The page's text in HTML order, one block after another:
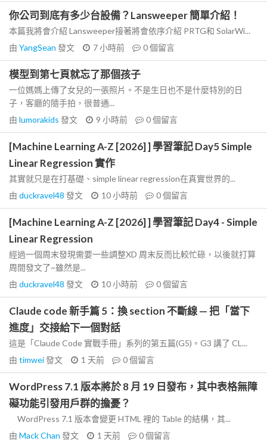
你公司到底有多少台設備？Lansweeper 簡單介紹！
本篇我將會介紹 Lansweeper接著將會依序介紹 PRTG和 SolarWi...
由 YangSean 發文 7 小時前 0個留言
模型到第七頁就忘了那個孩子
一位媽媽上傳了女兒的一張照片。不是生日也不是什麼特別的日
子，客廳的隨手拍，很普通...
由 lumorakids 發文 9 小時前 0個留言
[Machine Learning A-Z [2026] ] 學習筆記 Day5 Simple
Linear Regression 實作
其實就只是在打基礎、simple linear regression在真實世界的...
由 duckravel48 發文 10 小時前 0個留言
[Machine Learning A-Z [2026] ] 學習筆記 Day4 - Simple
Linear Regression
經過一個周末發現需要一些調整XD 周末反而比較忙碌，以後就打算
周間發文了~雖然是...
由 duckravel48 發文 10 小時前 0個留言
Claude code 新手篇 5：換 section 不斷線 — 把「當下
進度」交接給下一個對話
這是「Claude Code 實戰手冊」系列的第五篇(G5)。G3 講了 CL...
由 timwei發文 1 天前 0個留言
WordPress 7.1 版本將於 8 月 19 日發布，其中表格無障
礙功能引發用戶群的擔憂？
WordPress 7.1 版本會變更 HTML 裡的 Table 的結構，其...
由 Mack Chan 發文 1 天前 0個留言